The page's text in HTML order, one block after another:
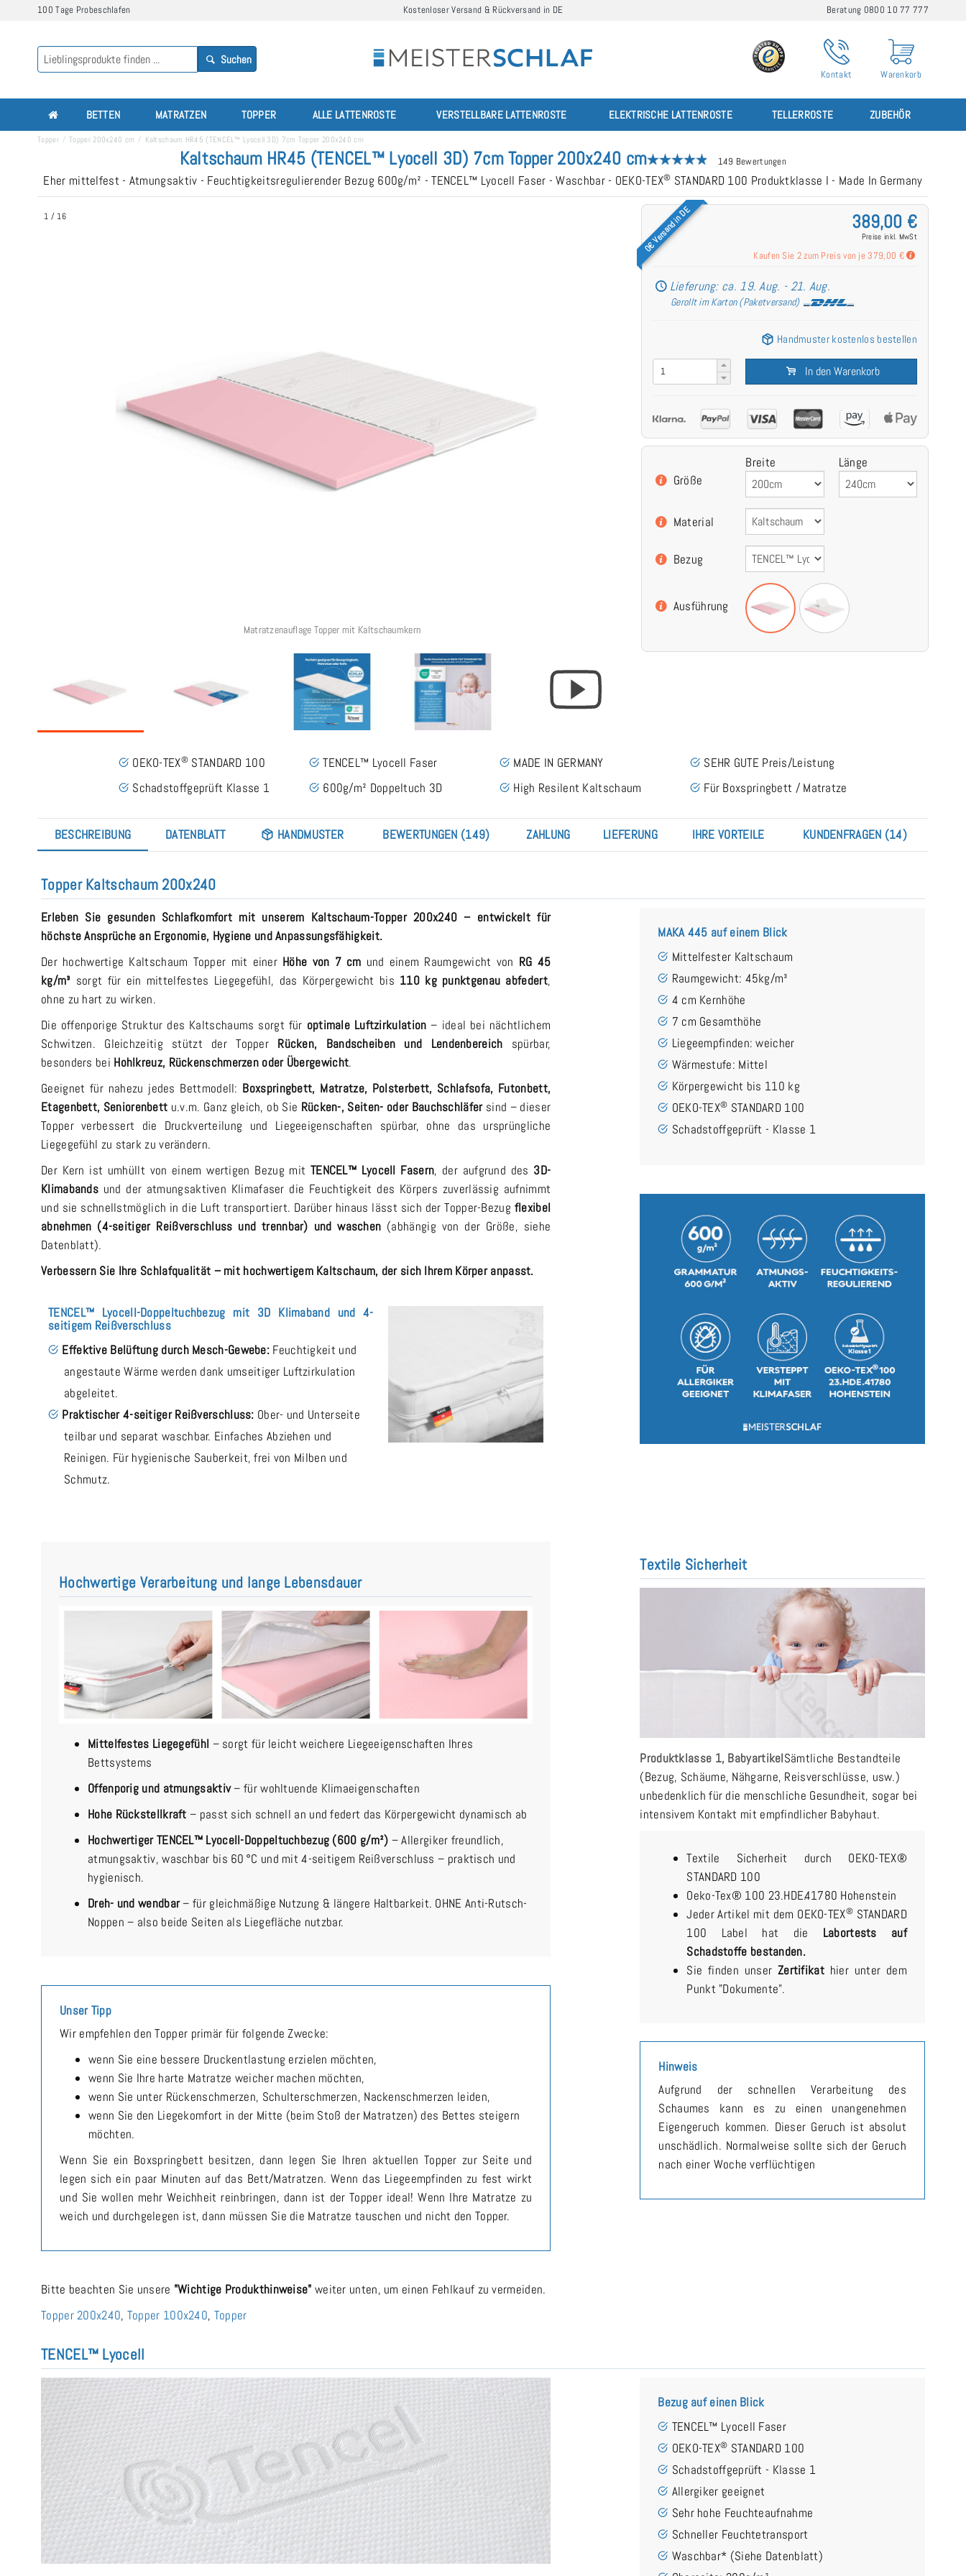
100 Tage Probeschlafen Kostenloser Versand & Rückversand in DE Beratung 0800 10 77 777
Suchen
Kontakt Warenkorb
BETTEN MATRATZEN TOPPER ALLE LATTENROSTE VERSTELLBARE LATTENROSTE ELEKTRISCHE LATTENROSTE TELLERROSTE ZUBEHÖR
Topper Topper 200x240 cm Kaltschaum HR45 (TENCEL™ Lyocell 3D) 7cm Topper 200x240 cm
Kaltschaum HR45 (TENCEL™ Lyocell 3D) 7cm Topper 200x240 cm 149 Bewertungen
Eher mittelfest - Atmungsaktiv - Feuchtigkeitsregulierender Bezug 600g/m² - TENCEL™ Lyocell Faser - Waschbar - OEKO-TEX® STANDARD 100 Produktklasse I - Made In Germany
Matratzenauflage Topper mit Kaltschaumkern Kaltschaum Topper Matratzenauflage
1 / 16 0€ Versand in DE 389,00 €
Preise inkl. MwSt
Kaufen Sie 2 zum Preis von je 379,00 €
Lieferung: ca. 19. Aug. - 21. Aug.
Gerollt im Karton (Paketversand)
Handmuster kostenlos bestellen
In den Warenkorb
Größe
Breite Länge
Material
Bezug
Ausführung
OEKO-TEX® STANDARD 100
Schadstoffgeprüft Klasse 1
TENCEL™ Lyocell Faser
600g/m² Doppeltuch 3D
MADE IN GERMANY
High Resilent Kaltschaum
SEHR GUTE Preis/Leistung
Für Boxspringbett / Matratze
BESCHREIBUNG DATENBLATT HANDMUSTER BEWERTUNGEN (149) ZAHLUNG LIEFERUNG IHRE VORTEILE KUNDENFRAGEN (14)
Topper Kaltschaum 200x240
Erleben Sie gesunden Schlafkomfort mit unserem Kaltschaum-Topper 200x240 – entwickelt für
höchste Ansprüche an Ergonomie, Hygiene und Anpassungsfähigkeit.
Der hochwertige Kaltschaum Topper mit einer Höhe von 7 cm und einem Raumgewicht von RG 45
kg/m³ sorgt für ein mittelfestes Liegegefühl, das Körpergewicht bis 110 kg punktgenau abfedert,
ohne zu hart zu wirken.
Die offenporige Struktur des Kaltschaums sorgt für optimale Luftzirkulation – ideal bei nächtlichem
Schwitzen. Gleichzeitig stützt der Topper Rücken, Bandscheiben und Lendenbereich spürbar,
besonders bei Hohlkreuz, Rückenschmerzen oder Übergewicht.
Geeignet für nahezu jedes Bettmodell: Boxspringbett, Matratze, Polsterbett, Schlafsofa, Futonbett,
Etagenbett, Seniorenbett u.v.m. Ganz gleich, ob Sie Rücken-, Seiten- oder Bauchschläfersind – dieser
Topper verbessert die Druckverteilung und Liegeeigenschaften spürbar, ohne das ursprüngliche
Liegegefühl zu stark zu verändern.
Der Kern ist umhüllt von einem wertigen Bezug mit TENCEL™ Lyocell Fasern, der aufgrund des 3D-
Klimabands und der atmungsaktiven Klimafaser die Feuchtigkeit des Körpers zuverlässig aufnimmt
und sie schnellstmöglich in die Luft transportiert. Darüber hinaus lässt sich der Topper-Bezug flexibel
abnehmen (4-seitiger Reißverschluss und trennbar) und waschen (abhängig von der Größe, siehe
Datenblatt).
Verbessern Sie Ihre Schlafqualität – mit hochwertigem Kaltschaum, der sich Ihrem Körper anpasst.
TENCEL™ Lyocell-Doppeltuchbezug mit 3D Klimaband und 4-
seitigem Reißverschluss
Effektive Belüftung durch Mesch-Gewebe: Feuchtigkeit und
angestaute Wärme werden dank umseitiger Luftzirkulation
abgeleitet.
Praktischer 4-seitiger Reißverschluss: Ober- und Unterseite
teilbar und separat waschbar. Einfaches Abziehen und
Reinigen. Für hygienische Sauberkeit, frei von Milben und
Schmutz.
MAKA 445 auf einem Blick
Mittelfester Kaltschaum
Raumgewicht: 45kg/m³
4 cm Kernhöhe
7 cm Gesamthöhe
Liegeempfinden: weicher
Wärmestufe: Mittel
Körpergewicht bis 110 kg
OEKO-TEX® STANDARD 100
Schadstoffgeprüft - Klasse 1
Hochwertige Verarbeitung und lange Lebensdauer
Mittelfestes Liegegefühl – sorgt für leicht weichere Liegeeigenschaften Ihres
Bettsystems
Offenporig und atmungsaktiv– für wohltuende Klimaeigenschaften
Hohe Rückstellkraft – passt sich schnell an und federt das Körpergewicht dynamisch ab
Hochwertiger TENCEL™ Lyocell-Doppeltuchbezug (600 g/m²) – Allergiker freundlich,
atmungsaktiv, waschbar bis 60 °C und mit 4-seitigem Reißverschluss – praktisch und
hygienisch.
Dreh- und wendbar– für gleichmäßige Nutzung & längere Haltbarkeit. OHNE Anti-Rutsch-
Noppen – also beide Seiten als Liegefläche nutzbar.
Unser Tipp
Wir empfehlen den Topper primär für folgende Zwecke:
wenn Sie eine bessere Druckentlastung erzielen möchten,
wenn Sie Ihre harte Matratze weicher machen möchten,
wenn Sie unter Rückenschmerzen, Schulterschmerzen, Nackenschmerzen leiden,
wenn Sie den Liegekomfort in der Mitte (beim Stoß der Matratzen) des Bettes steigern
möchten.
Wenn Sie ein Boxspringbett besitzen, dann legen Sie Ihren aktuellen Topper zur Seite und
legen sich ein paar Minuten auf das Bett/Matratzen. Wenn das Liegeempfinden zu fest wirkt
und Sie wollen mehr Weichheit reinbringen, dann ist der Topper ideal! Wenn Ihre Matratze zu
weich und durchgelegen ist, dann müssen Sie die Matratze tauschen und nicht den Topper.
Textile Sicherheit
Produktklasse 1, BabyartikelSämtliche Bestandteile
(Bezug, Schäume, Nähgarne, Reisverschlüsse, usw.)
unbedenklich für die menschliche Gesundheit, sogar bei
intensivem Kontakt mit empfindlicher Babyhaut.
Textile Sicherheit durch OEKO-TEX®
STANDARD 100
Oeko-Tex® 100 23.HDE.41780 Hohenstein
Jeder Artikel mit dem OEKO-TEX®STANDARD
100 Label hat die Labortests auf
Schadstoffe bestanden.
Sie finden unser Zertifikathier unter dem
Punkt "Dokumente".
Hinweis
Aufgrund der schnellen Verarbeitung des
Schaumes kann es zu einen unangenehmen
Eigengeruch kommen. Dieser Geruch ist absolut
unschädlich. Normalweise sollte sich der Geruch
nach einer Woche verflüchtigen
Bitte beachten Sie unsere "Wichtige Produkthinweise" weiter unten, um einen Fehlkauf zu vermeiden.
Topper 200x240, Topper 100x240, Topper
TENCEL™ Lyocell
Bezug auf einen Blick
TENCEL™ Lyocell Faser
OEKO-TEX® STANDARD 100
Schadstoffgeprüft - Klasse 1
Allergiker geeignet
Sehr hohe Feuchteaufnahme
Schneller Feuchtetransport
Waschbar* (Siehe Datenblatt)